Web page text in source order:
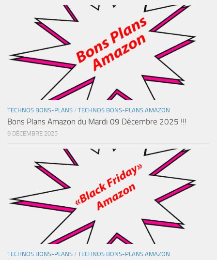
TECHNOS BONS-PLANS / TECHNOS BONS-PLANS AMAZON
Bons Plans Amazon du Mardi 09 Décembre 2025 !!!
9 DÉCEMBRE 2025
TECHNOS BONS-PLANS / TECHNOS BONS-PLANS AMAZON